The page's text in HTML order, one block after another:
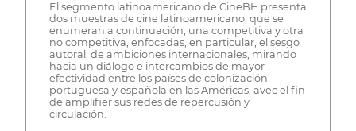
El segmento latinoamericano de CineBH presenta
dos muestras de cine latinoamericano, que se
enumeran a continuación, una competitiva y otra
no competitiva, enfocadas, en particular, el sesgo
autoral, de ambiciones internacionales, mirando
hacia un diálogo e intercambios de mayor
efectividad entre los países de colonización
portuguesa y española en las Américas, avec el fin
de amplifier sus redes de repercusión y
circulación.